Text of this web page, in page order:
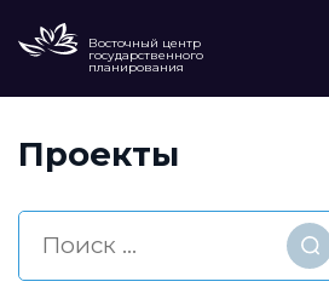
Восточный центр
государственного
планирования
Проекты